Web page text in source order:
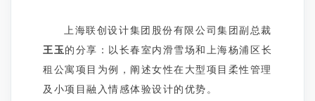
上海联创设计集团股份有限公司集团副总裁
王玉的分享：以长春室内滑雪场和上海杨浦区长
租公寓项目为例，阐述女性在大型项目柔性管理
及小项目融入情感体验设计的优势。